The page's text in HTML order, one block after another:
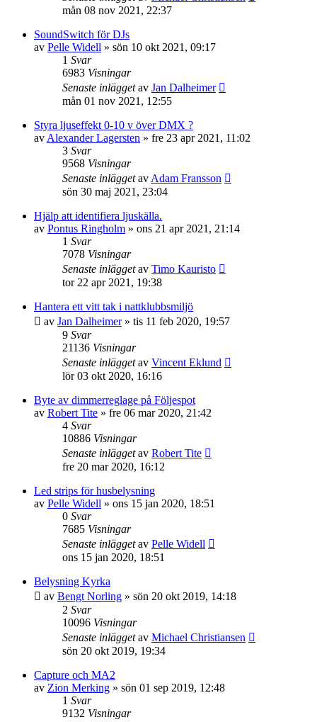
mån 08 nov 2021, 22:37
SoundSwitch för DJs
av Pelle Widell » sön 10 okt 2021, 09:17
1 Svar
6983 Visningar
Senaste inläggetav Jan Dalheimer
mån 01 nov 2021, 12:55
Styra ljuseffekt 0-10 v över DMX ?
av Alexander Lagersten » fre 23 apr 2021, 11:02
3 Svar
9568 Visningar
Senaste inläggetav Adam Fransson
sön 30 maj 2021, 23:04
Hjälp att identifiera ljuskälla.
av Pontus Ringholm » ons 21 apr 2021, 21:14
1 Svar
7078 Visningar
Senaste inläggetav Timo Kauristo
tor 22 apr 2021, 19:38
Hantera ett vitt tak i nattklubbsmiljö
av Jan Dalheimer» tis 11 feb 2020, 19:57
9 Svar
21136 Visningar
Senaste inläggetav Vincent Eklund
lör 03 okt 2020, 16:16
Byte av dimmerreglage på Följespot
av Robert Tite » fre 06 mar 2020, 21:42
4 Svar
10886 Visningar
Senaste inläggetav Robert Tite
fre 20 mar 2020, 16:12
Led strips för husbelysning
av Pelle Widell » ons 15 jan 2020, 18:51
0 Svar
7685 Visningar
Senaste inläggetav Pelle Widell
ons 15 jan 2020, 18:51
Belysning Kyrka
av Bengt Norling » sön 20 okt 2019, 14:18
2 Svar
10096 Visningar
Senaste inläggetav Michael Christiansen
sön 20 okt 2019, 19:34
Capture och MA2
av Zion Merking » sön 01 sep 2019, 12:48
1 Svar
9132 Visningar